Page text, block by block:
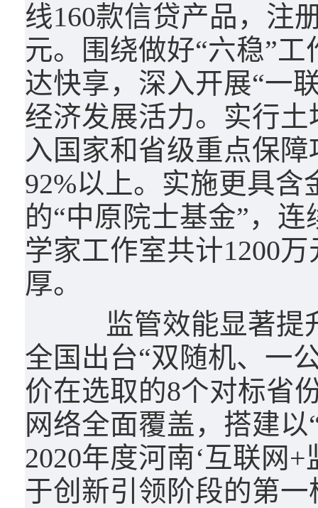
线160款信贷产品，注
元。围绕做好“六稳”
达快享，深入开展“一
经济发展活力。实行
入国家和省级重点保
92%以上。实施更具
的“中原院士基金”，
学家工作室共计1200
厚。
监管效能显著提升
全国出台“双随机、一
价在选取的8个对标省
网络全面覆盖，搭建以
2020年度河南‘互联网
于创新引领阶段的第